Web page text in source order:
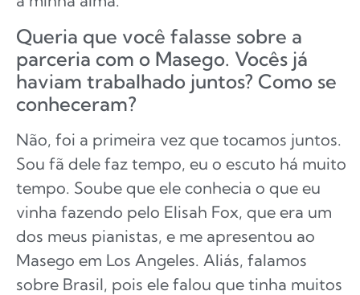
Queria que você falasse sobre a
parceria com o Masego. Vocês já
haviam trabalhado juntos? Como se
conheceram?
Não, foi a primeira vez que tocamos juntos.
Sou fã dele faz tempo, eu o escuto há muito
tempo. Soube que ele conhecia o que eu
vinha fazendo pelo Elisah Fox, que era um
dos meus pianistas, e me apresentou ao
Masego em Los Angeles. Aliás, falamos
sobre Brasil, pois ele falou que tinha muitos